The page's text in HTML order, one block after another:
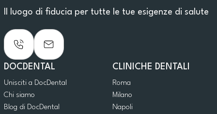
Il luogo di fiducia per tutte le tue esigenze di salute
DOCDENTAL
Unisciti a DocDental
Chi siamo
Blog di DocDental
CLINICHE DENTALI
Roma
Milano
Napoli